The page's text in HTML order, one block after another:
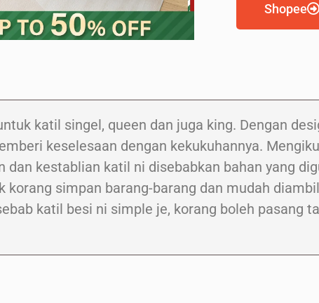
Shopee
katil singel, queen dan juga king. Dengan
keselesaan dengan kekukuhannya.
dan kestablian katil ni disebabkan bahan yang
korang simpan barang-barang dan mudah
katil besi ni simple je, korang boleh pasang